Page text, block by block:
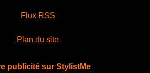
Flux RSS
Plan du site
publicité sur StylistMe